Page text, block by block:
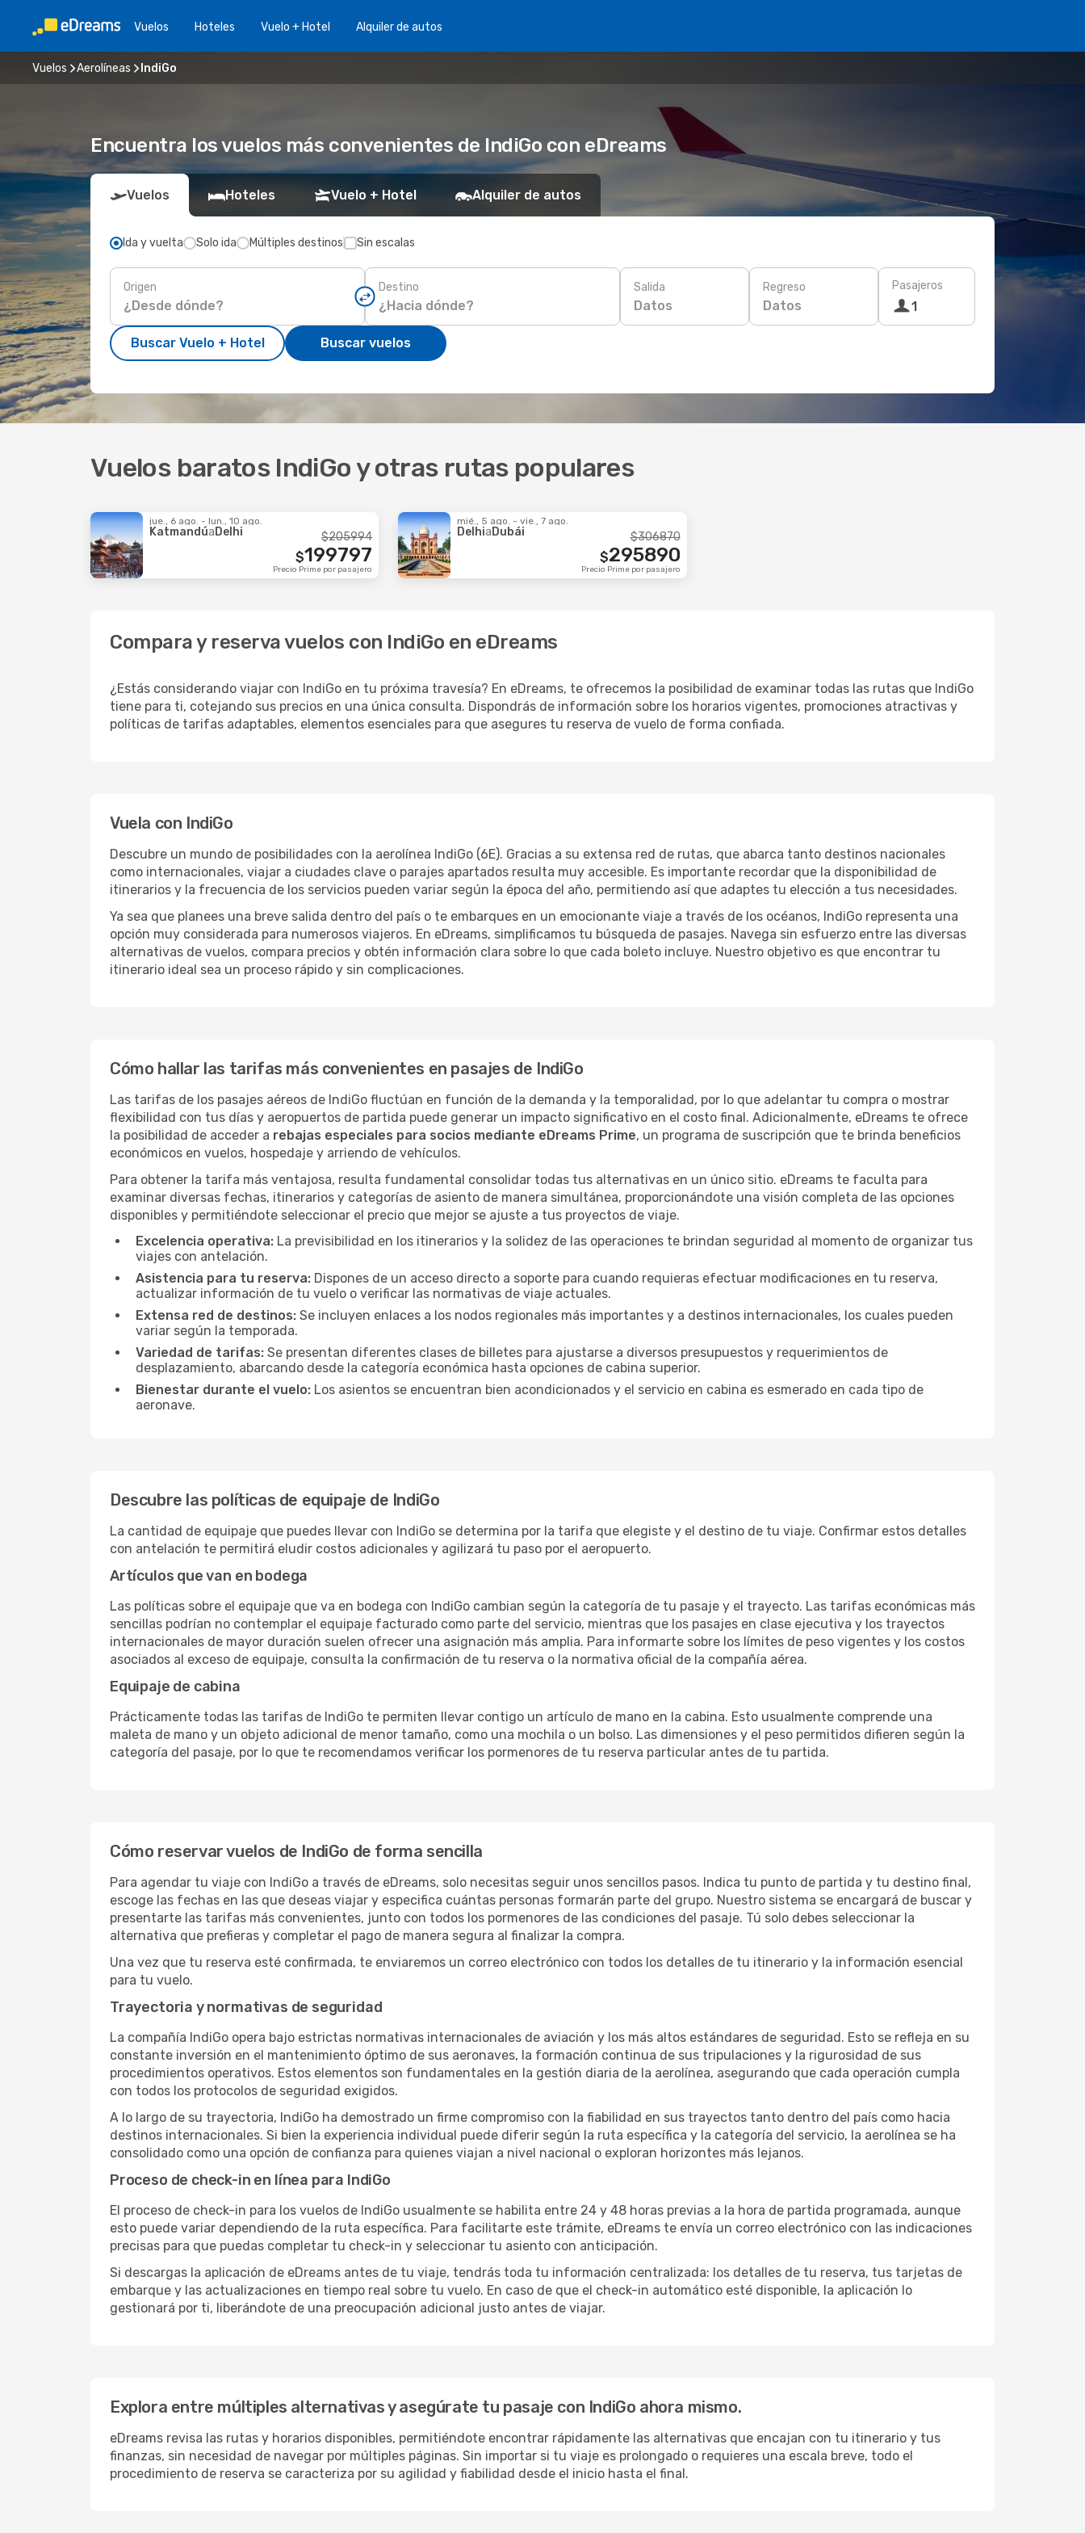
Vuelos Hoteles Vuelo + Hotel Alquiler de autos
Vuelos Aerolíneas IndiGo
Encuentra los vuelos más convenientes de IndiGo con eDreams
Vuelos Hoteles Vuelo + Hotel Alquiler de autos
Ida y vuelta Solo ida Múltiples destinos Sin escalas
Origen Destino Salida
Datos
Regreso
Datos
Pasajeros
1
Buscar Vuelo + Hotel Buscar vuelos
Vuelos baratos IndiGo y otras rutas populares
jue., 6 ago. - lun., 10 ago.
Katmandúa Delhi 205994
$
199797
$
Precio Prime por pasajero
mié., 5 ago. - vie., 7 ago.
Delhia Dubái 306870
$
295890
$
Precio Prime por pasajero
Compara y reserva vuelos con IndiGo en eDreams
¿Estás considerando viajar con IndiGo en tu próxima travesía? En eDreams, te ofrecemos la posibilidad de examinar todas las rutas que IndiGo
tiene para ti, cotejando sus precios en una única consulta. Dispondrás de información sobre los horarios vigentes, promociones atractivas y
políticas de tarifas adaptables, elementos esenciales para que asegures tu reserva de vuelo de forma confiada.
Vuela con IndiGo
Descubre un mundo de posibilidades con la aerolínea IndiGo (6E). Gracias a su extensa red de rutas, que abarca tanto destinos nacionales
como internacionales, viajar a ciudades clave o parajes apartados resulta muy accesible. Es importante recordar que la disponibilidad de
itinerarios y la frecuencia de los servicios pueden variar según la época del año, permitiendo así que adaptes tu elección a tus necesidades.
Ya sea que planees una breve salida dentro del país o te embarques en un emocionante viaje a través de los océanos, IndiGo representa una
opción muy considerada para numerosos viajeros. En eDreams, simplificamos tu búsqueda de pasajes. Navega sin esfuerzo entre las diversas
alternativas de vuelos, compara precios y obtén información clara sobre lo que cada boleto incluye. Nuestro objetivo es que encontrar tu
itinerario ideal sea un proceso rápido y sin complicaciones.
Cómo hallar las tarifas más convenientes en pasajes de IndiGo
Las tarifas de los pasajes aéreos de IndiGo fluctúan en función de la demanda y la temporalidad, por lo que adelantar tu compra o mostrar
flexibilidad con tus días y aeropuertos de partida puede generar un impacto significativo en el costo final. Adicionalmente, eDreams te ofrece
la posibilidad de acceder a rebajas especiales para socios mediante eDreams Prime, un programa de suscripción que te brinda beneficios
económicos en vuelos, hospedaje y arriendo de vehículos.
Para obtener la tarifa más ventajosa, resulta fundamental consolidar todas tus alternativas en un único sitio. eDreams te faculta para
examinar diversas fechas, itinerarios y categorías de asiento de manera simultánea, proporcionándote una visión completa de las opciones
disponibles y permitiéndote seleccionar el precio que mejor se ajuste a tus proyectos de viaje.
Excelencia operativa: La previsibilidad en los itinerarios y la solidez de las operaciones te brindan seguridad al momento de organizar tus
viajes con antelación.
Asistencia para tu reserva: Dispones de un acceso directo a soporte para cuando requieras efectuar modificaciones en tu reserva,
actualizar información de tu vuelo o verificar las normativas de viaje actuales.
Extensa red de destinos: Se incluyen enlaces a los nodos regionales más importantes y a destinos internacionales, los cuales pueden
variar según la temporada.
Variedad de tarifas: Se presentan diferentes clases de billetes para ajustarse a diversos presupuestos y requerimientos de
desplazamiento, abarcando desde la categoría económica hasta opciones de cabina superior.
Bienestar durante el vuelo: Los asientos se encuentran bien acondicionados y el servicio en cabina es esmerado en cada tipo de
aeronave.
Descubre las políticas de equipaje de IndiGo
La cantidad de equipaje que puedes llevar con IndiGo se determina por la tarifa que elegiste y el destino de tu viaje. Confirmar estos detalles
con antelación te permitirá eludir costos adicionales y agilizará tu paso por el aeropuerto.
Artículos que van en bodega
Las políticas sobre el equipaje que va en bodega con IndiGo cambian según la categoría de tu pasaje y el trayecto. Las tarifas económicas más
sencillas podrían no contemplar el equipaje facturado como parte del servicio, mientras que los pasajes en clase ejecutiva y los trayectos
internacionales de mayor duración suelen ofrecer una asignación más amplia. Para informarte sobre los límites de peso vigentes y los costos
asociados al exceso de equipaje, consulta la confirmación de tu reserva o la normativa oficial de la compañía aérea.
Equipaje de cabina
Prácticamente todas las tarifas de IndiGo te permiten llevar contigo un artículo de mano en la cabina. Esto usualmente comprende una
maleta de mano y un objeto adicional de menor tamaño, como una mochila o un bolso. Las dimensiones y el peso permitidos difieren según la
categoría del pasaje, por lo que te recomendamos verificar los pormenores de tu reserva particular antes de tu partida.
Cómo reservar vuelos de IndiGo de forma sencilla
Para agendar tu viaje con IndiGo a través de eDreams, solo necesitas seguir unos sencillos pasos. Indica tu punto de partida y tu destino final,
escoge las fechas en las que deseas viajar y especifica cuántas personas formarán parte del grupo. Nuestro sistema se encargará de buscar y
presentarte las tarifas más convenientes, junto con todos los pormenores de las condiciones del pasaje. Tú solo debes seleccionar la
alternativa que prefieras y completar el pago de manera segura al finalizar la compra.
Una vez que tu reserva esté confirmada, te enviaremos un correo electrónico con todos los detalles de tu itinerario y la información esencial
para tu vuelo.
Trayectoria y normativas de seguridad
La compañía IndiGo opera bajo estrictas normativas internacionales de aviación y los más altos estándares de seguridad. Esto se refleja en su
constante inversión en el mantenimiento óptimo de sus aeronaves, la formación continua de sus tripulaciones y la rigurosidad de sus
procedimientos operativos. Estos elementos son fundamentales en la gestión diaria de la aerolínea, asegurando que cada operación cumpla
con todos los protocolos de seguridad exigidos.
A lo largo de su trayectoria, IndiGo ha demostrado un firme compromiso con la fiabilidad en sus trayectos tanto dentro del país como hacia
destinos internacionales. Si bien la experiencia individual puede diferir según la ruta específica y la categoría del servicio, la aerolínea se ha
consolidado como una opción de confianza para quienes viajan a nivel nacional o exploran horizontes más lejanos.
Proceso de check-in en línea para IndiGo
El proceso de check-in para los vuelos de IndiGo usualmente se habilita entre 24 y 48 horas previas a la hora de partida programada, aunque
esto puede variar dependiendo de la ruta específica. Para facilitarte este trámite, eDreams te envía un correo electrónico con las indicaciones
precisas para que puedas completar tu check-in y seleccionar tu asiento con anticipación.
Si descargas la aplicación de eDreams antes de tu viaje, tendrás toda tu información centralizada: los detalles de tu reserva, tus tarjetas de
embarque y las actualizaciones en tiempo real sobre tu vuelo. En caso de que el check-in automático esté disponible, la aplicación lo
gestionará por ti, liberándote de una preocupación adicional justo antes de viajar.
Explora entre múltiples alternativas y asegúrate tu pasaje con IndiGo ahora mismo.
eDreams revisa las rutas y horarios disponibles, permitiéndote encontrar rápidamente las alternativas que encajan con tu itinerario y tus
finanzas, sin necesidad de navegar por múltiples páginas. Sin importar si tu viaje es prolongado o requieres una escala breve, todo el
procedimiento de reserva se caracteriza por su agilidad y fiabilidad desde el inicio hasta el final.